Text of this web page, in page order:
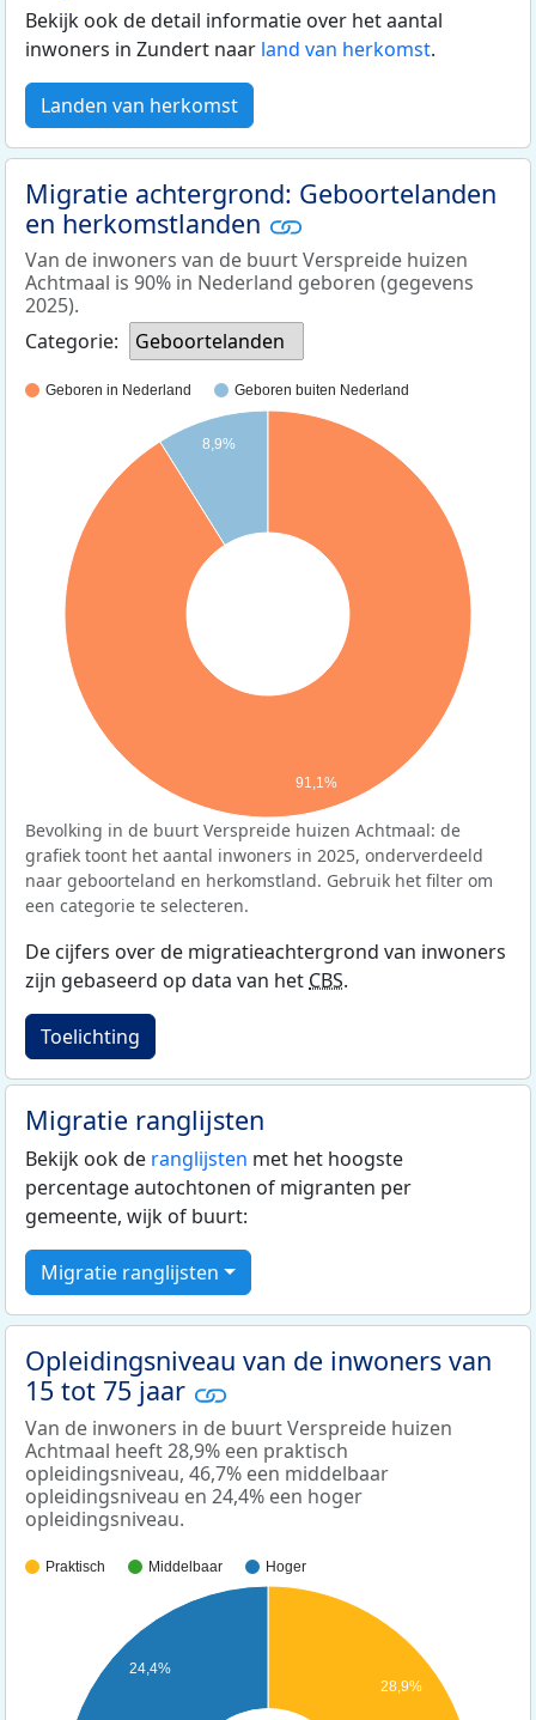
Bekijk ook de detail informatie over het aantal
inwoners in Zundert naar land van herkomst.
Landen van herkomst
Migratie achtergrond: Geboortelanden
en herkomstlanden
Van de inwoners van de buurt Verspreide huizen
Achtmaal is 90% in Nederland geboren (gegevens
2025).
Categorie:
Geboortelanden
Geboren in Nederland Geboren buiten Nederland
8,9%
91,1%
Bevolking in de buurt Verspreide huizen Achtmaal: de
grafiek toont het aantal inwoners in 2025, onderverdeeld
naar geboorteland en herkomstland. Gebruik het filter om
een categorie te selecteren.
De cijfers over de migratieachtergrond van inwoners
zijn gebaseerd op data van het CBS.
Toelichting
Migratie ranglijsten
Bekijk ook de ranglijsten met het hoogste
percentage autochtonen of migranten per
gemeente, wijk of buurt:
Migratie ranglijsten
Opleidingsniveau van de inwoners van
15 tot 75 jaar
Van de inwoners in de buurt Verspreide huizen
Achtmaal heeft 28,9% een praktisch
opleidingsniveau, 46,7% een middelbaar
opleidingsniveau en 24,4% een hoger
opleidingsniveau.
Praktisch Middelbaar Hoger
28,9%
24,4%